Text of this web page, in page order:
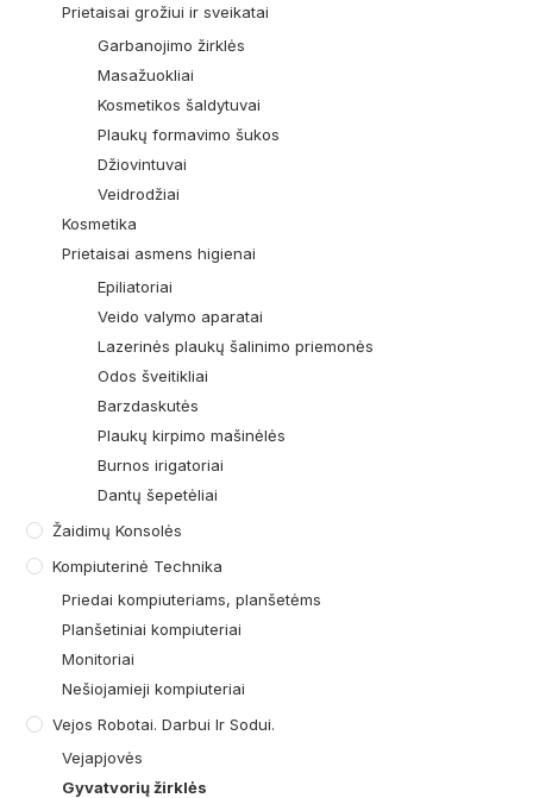
Prietaisai grožiui ir sveikatai
Garbanojimo žirklės
Masažuokliai
Kosmetikos šaldytuvai
Plaukų formavimo šukos
Džiovintuvai
Veidrodžiai
Kosmetika
Prietaisai asmens higienai
Epiliatoriai
Veido valymo aparatai
Lazerinės plaukų šalinimo priemonės
Odos šveitikliai
Barzdaskutės
Plaukų kirpimo mašinėlės
Burnos irigatoriai
Dantų šepetėliai
Žaidimų Konsolės
Kompiuterinė Technika
Priedai kompiuteriams, planšetėms
Planšetiniai kompiuteriai
Monitoriai
Nešiojamieji kompiuteriai
Vejos Robotai. Darbui Ir Sodui.
Vejapjovės
Gyvatvorių žirklės